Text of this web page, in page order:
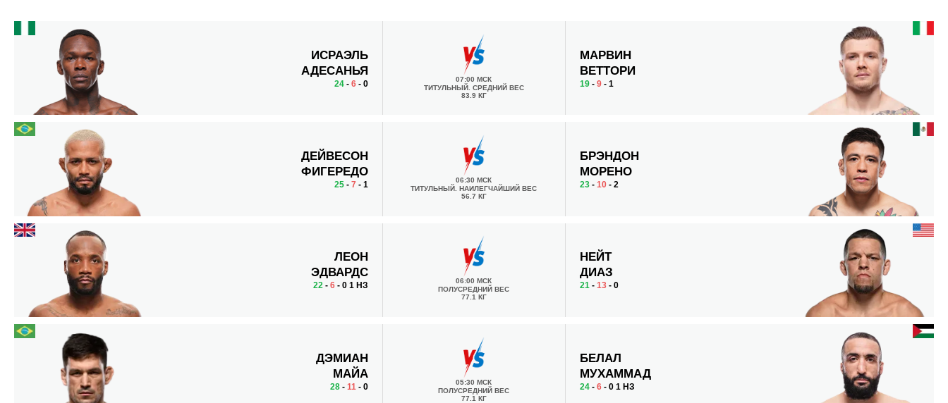
ИСРАЭЛЬ
АДЕСАНЬЯ
24- 6- 0
07:00 МСК
ТИТУЛЬНЫЙ. СРЕДНИЙ ВЕС
83.9 КГ
МАРВИН
ВЕТТОРИ
19 -9 - 1
ДЕЙВЕСОН
ФИГЕРЕДО
25- 7 - 1
06:30 МСК
ТИТУЛЬНЫЙ. НАИЛЕГЧАЙШИЙ ВЕС
56.7 КГ
БРЭНДОН
МОРЕНО
23 -10 - 2
ЛЕОН
ЭДВАРДС
22- 6- 0 1 НЗ
06:00 МСК
ПОЛУСРЕДНИЙ ВЕС
77.1 КГ
НЕЙТ
ДИАЗ
21 -13 - 0
ДЭМИАН
МАЙА
28- 11 - 0
05:30 МСК
ПОЛУСРЕДНИЙ ВЕС
77.1 КГ
БЕЛАЛ
МУХАММАД
24 -6 - 0 1 НЗ